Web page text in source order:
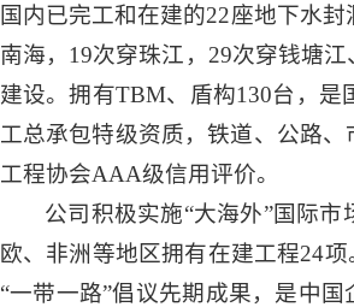
国内已完工和在建的22座地下水
南海，19次穿珠江，29次穿钱塘
建设。拥有TBM、盾构130台，
工总承包特级资质，铁道、公路
工程协会AAA级信用评价。
公司积极实施“大海外”国际
欧、非洲等地区拥有在建工程24
“一带一路”倡议先期成果，是中